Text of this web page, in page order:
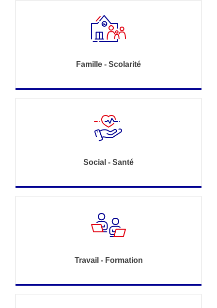
Famille - Scolarité
Social - Santé
Travail - Formation